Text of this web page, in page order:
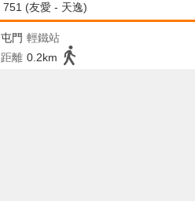
751 (友愛 - 天逸)
屯門 輕鐵站
距離 0.2km